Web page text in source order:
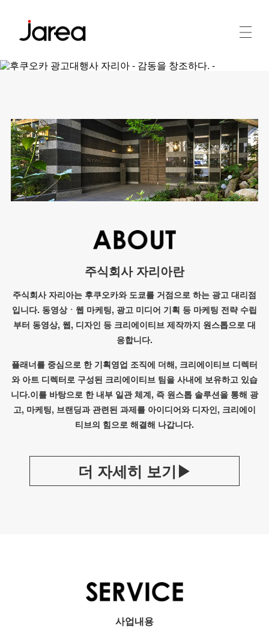
주식회사 자리아란
주식회사 자리아는 후쿠오카와 도쿄를 거점으로 하는 광고 대리점
입니다. 동영상ㆍ웹 마케팅, 광고 미디어 기획 등 마케팅 전략 수립
부터 동영상, 웹, 디자인 등 크리에이티브 제작까지 원스톱으로 대
응합니다.
플래너를 중심으로 한 기획영업 조직에 더해, 크리에이티브 디렉터
와 아트 디렉터로 구성된 크리에이티브 팀을 사내에 보유하고 있습
니다.이를 바탕으로 한 내부 일관 체계, 즉 원스톱 솔루션을 통해 광
고, 마케팅, 브랜딩과 관련된 과제를 아이디어와 디자인, 크리에이
티브의 힘으로 해결해 나갑니다.
더 자세히 보기▶︎
사업내용